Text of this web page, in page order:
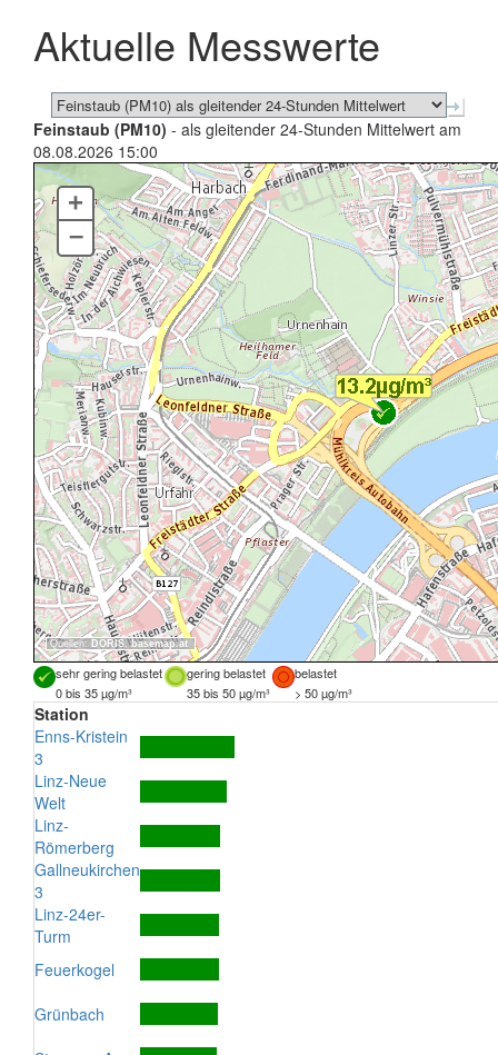
schließen
Aktuelle Messwerte
Feinstaub (PM10) - als gleitender 24-Stunden Mittelwert am
08.08.2026 15:00
Quellen: DORIS,basemap.at
+
–
sehr gering belastet gering belastet
belastet
0 bis 35 µg/m³
35 bis 50 µg/m³ > 50 µg/m³
Station
Enns-Kristein
3
Linz-Neue
Welt
Linz-
Römerberg
Gallneukirchen
3
Linz-24er-
Turm
Feuerkogel
Grünbach